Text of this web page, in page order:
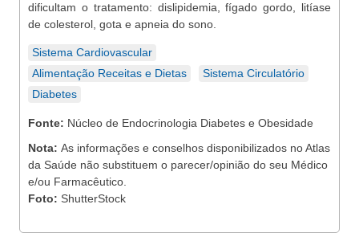
dificultam o tratamento: dislipidemia, fígado gordo, litíase
de colesterol, gota e apneia do sono.
Sistema Cardiovascular
Alimentação Receitas e Dietas
Sistema Circulatório
Diabetes
Fonte: Núcleo de Endocrinologia Diabetes e Obesidade
Nota: As informações e conselhos disponibilizados no Atlas
da Saúde não substituem o parecer/opinião do seu Médico
e/ou Farmacêutico.
Foto: ShutterStock